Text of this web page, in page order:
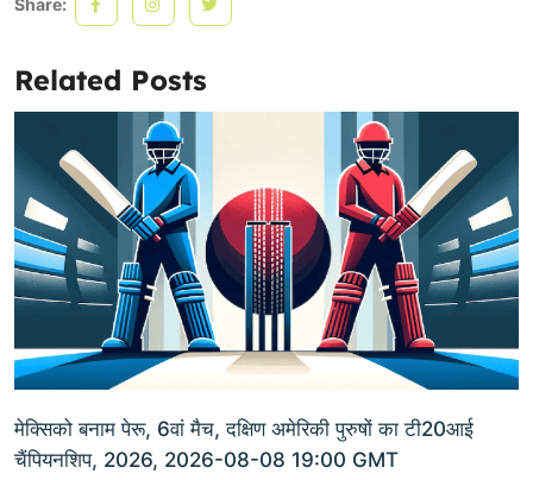
Related Posts
मेक्सिको बनाम पेरू, 6वां मैच, दक्षिण अमेरिकी पुरुषों का टी20आई
चैंपियनशिप, 2026, 2026-08-08 19:00 GMT